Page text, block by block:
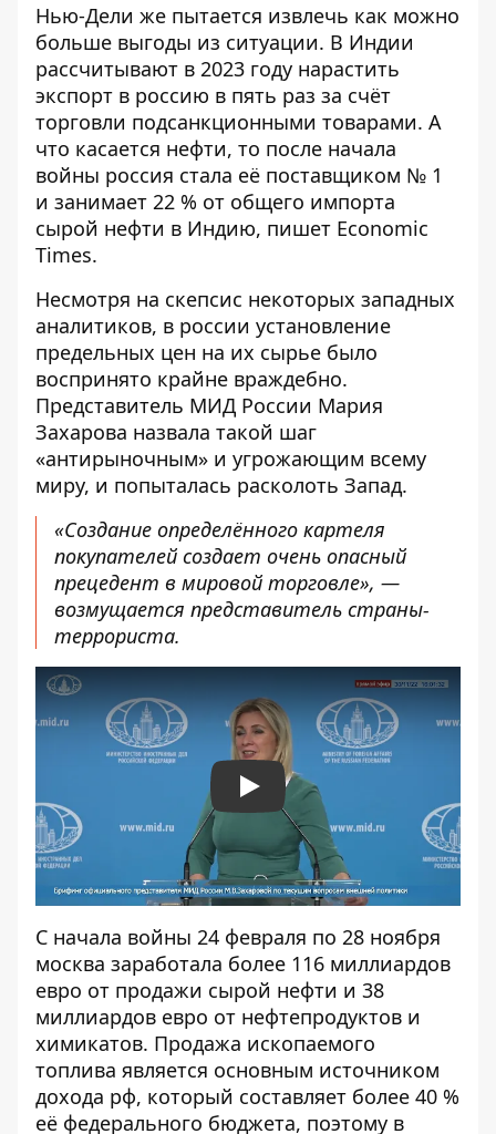
Нью-Дели же пытается извлечь как можно
больше выгоды из ситуации. В Индии
рассчитывают в 2023 году нарастить
экспорт в россию в пять раз за счёт
торговли подсанкционными товарами. А
что касается нефти, то после начала
войны россия стала её поставщиком № 1
и занимает 22 % от общего импорта
сырой нефти в Индию, пишет Economic
Times.
Несмотря на скепсис некоторых западных
аналитиков, в россии установление
предельных цен на их сырье было
воспринято крайне враждебно.
Представитель МИД России Мария
Захарова назвала такой шаг
«антирыночным» и угрожающим всему
миру, и попыталась расколоть Запад.
«Создание определённого картеля
покупателей создает очень опасный
прецедент в мировой торговле», —
возмущается представитель страны-
террориста.
Play
С начала войны 24 февраля по 28 ноября
москва заработала более 116 миллиардов
евро от продажи сырой нефти и 38
миллиардов евро от нефтепродуктов и
химикатов. Продажа ископаемого
топлива является основным источником
дохода рф, который составляет более 40 %
её федерального бюджета, поэтому в